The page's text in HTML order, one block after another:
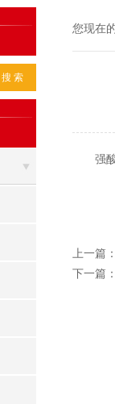
您现在
强酸
上一篇
下一篇